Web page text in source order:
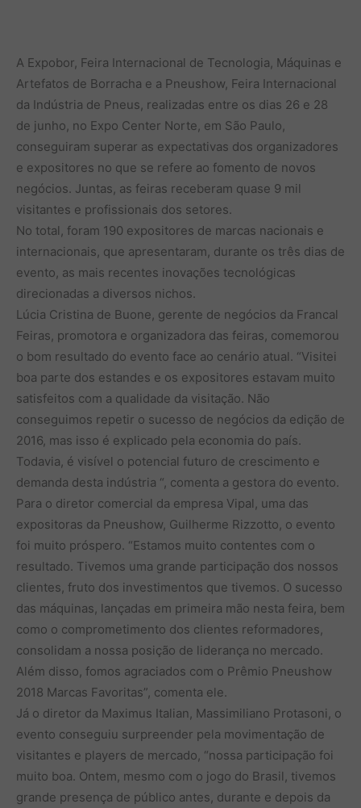
A Expobor, Feira Internacional de Tecnologia, Máquinas e
Artefatos de Borracha e a Pneushow, Feira Internacional
da Indústria de Pneus, realizadas entre os dias 26 e 28
de junho, no Expo Center Norte, em São Paulo,
conseguiram superar as expectativas dos organizadores
e expositores no que se refere ao fomento de novos
negócios. Juntas, as feiras receberam quase 9 mil
visitantes e profissionais dos setores.
No total, foram 190 expositores de marcas nacionais e
internacionais, que apresentaram, durante os três dias de
evento, as mais recentes inovações tecnológicas
direcionadas a diversos nichos.
Lúcia Cristina de Buone, gerente de negócios da Francal
Feiras, promotora e organizadora das feiras, comemorou
o bom resultado do evento face ao cenário atual. “Visitei
boa parte dos estandes e os expositores estavam muito
satisfeitos com a qualidade da visitação. Não
conseguimos repetir o sucesso de negócios da edição de
2016, mas isso é explicado pela economia do país.
Todavia, é visível o potencial futuro de crescimento e
demanda desta indústria “, comenta a gestora do evento.
Para o diretor comercial da empresa Vipal, uma das
expositoras da Pneushow, Guilherme Rizzotto, o evento
foi muito próspero. “Estamos muito contentes com o
resultado. Tivemos uma grande participação dos nossos
clientes, fruto dos investimentos que tivemos. O sucesso
das máquinas, lançadas em primeira mão nesta feira, bem
como o comprometimento dos clientes reformadores,
consolidam a nossa posição de liderança no mercado.
Além disso, fomos agraciados com o Prêmio Pneushow
2018 Marcas Favoritas”, comenta ele.
Já o diretor da Maximus Italian, Massimiliano Protasoni, o
evento conseguiu surpreender pela movimentação de
visitantes e players de mercado, “nossa participação foi
muito boa. Ontem, mesmo com o jogo do Brasil, tivemos
grande presença de público antes, durante e depois da